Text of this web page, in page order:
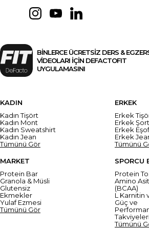
BİNLERCE ÜCRETSİZ DERS &
VİDEOLARI İÇİN DEFACTOFIT
UYGULAMASINI
KADIN
Kadın Tişört
Kadın Mont
Kadın Sweatshirt
Kadın Jean
Tümünü Gör
ERKEK
Erkek
Erkek Şort
Erkek
Erkek
Tümünü
MARKET
Protein Bar
Granola & Müsli
Glutensiz
Ekmekler
Yulaf Ezmesi
Tümünü Gör
SPORCU
Protein
Amino Asit
(BCAA)
L Karnitin
Güç ve
Tümünü